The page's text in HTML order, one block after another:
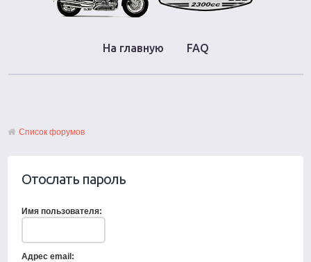
На главную FAQ
Список форумов
Отослать пароль
Имя пользователя:
Адрес email: